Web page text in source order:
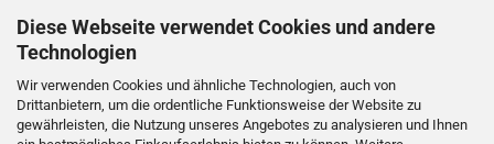
Diese Webseite verwendet Cookies und andere
Technologien
Wir verwenden Cookies und ähnliche Technologien, auch von
Drittanbietern, um die ordentliche Funktionsweise der Website zu
gewährleisten, die Nutzung unseres Angebotes zu analysieren und Ihnen